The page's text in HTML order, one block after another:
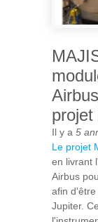
projet
Il y a 5
Le projet
en livrant
Airbus
afin
Jupiter.